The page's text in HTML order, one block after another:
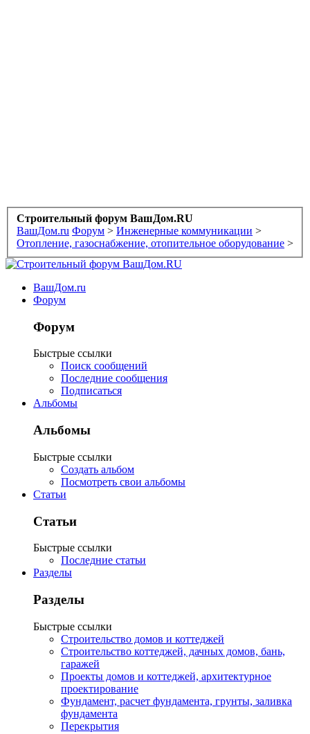
Строительный форум ВашДом.RU
ВашДом.ru Форум > Инженерные коммуникации >
Отопление, газоснабжение, отопительное оборудование >
ВашДом.ru
Форум
Форум
Быстрые ссылки
Поиск сообщений
Последние сообщения
Подписаться
Альбомы
Альбомы
Быстрые ссылки
Создать альбом
Посмотреть свои альбомы
Статьи
Статьи
Быстрые ссылки
Последние статьи
Разделы
Разделы
Быстрые ссылки
Строительство домов и коттеджей
Строительство коттеджей, дачных домов, бань,
гаражей
Проекты домов и коттеджей, архитектурное
проектирование
Фундамент, расчет фундамента, грунты, заливка
фундамента
Перекрытия